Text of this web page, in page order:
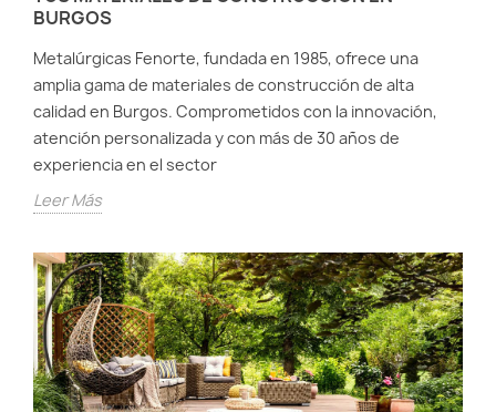
BURGOS
Metalúrgicas Fenorte, fundada en 1985, ofrece una
amplia gama de materiales de construcción de alta
calidad en Burgos. Comprometidos con la innovación,
atención personalizada y con más de 30 años de
experiencia en el sector
Leer Más